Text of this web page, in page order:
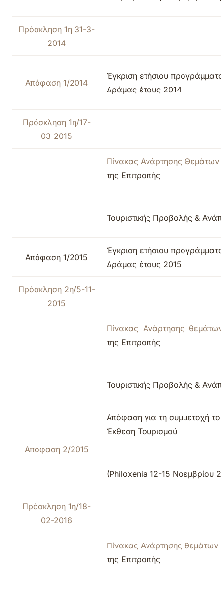
Πρόσκληση 1η 31-3-
2014
Απόφαση 1/2014
Έγκριση ετήσιου
Δράμας έτους 2014
Πρόσκληση 1η/17-
03-2015
Πίνακας Ανάρτησης Θεμάτων
της Επιτροπής
Τουριστικής Προβολής &
Απόφαση 1/2015
Έγκριση ετήσιου
Δράμας έτους 2015
Πρόσκληση 2η/5-11-
2015
Πίνακας Ανάρτησης
της Επιτροπής
Τουριστικής Προβολής &
Απόφαση 2/2015
Απόφαση για τη συμμετοχή
Έκθεση Τουρισμού
(Philoxenia 12-15 Νοεμβρίου
Πρόσκληση 1η/18-
02-2016
Πίνακας Ανάρτησης θεμάτων
της Επιτροπής